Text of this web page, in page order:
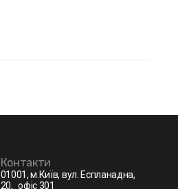
Контакти
01001, м.Київ, вул. Еспланадна,
20, офіс 301